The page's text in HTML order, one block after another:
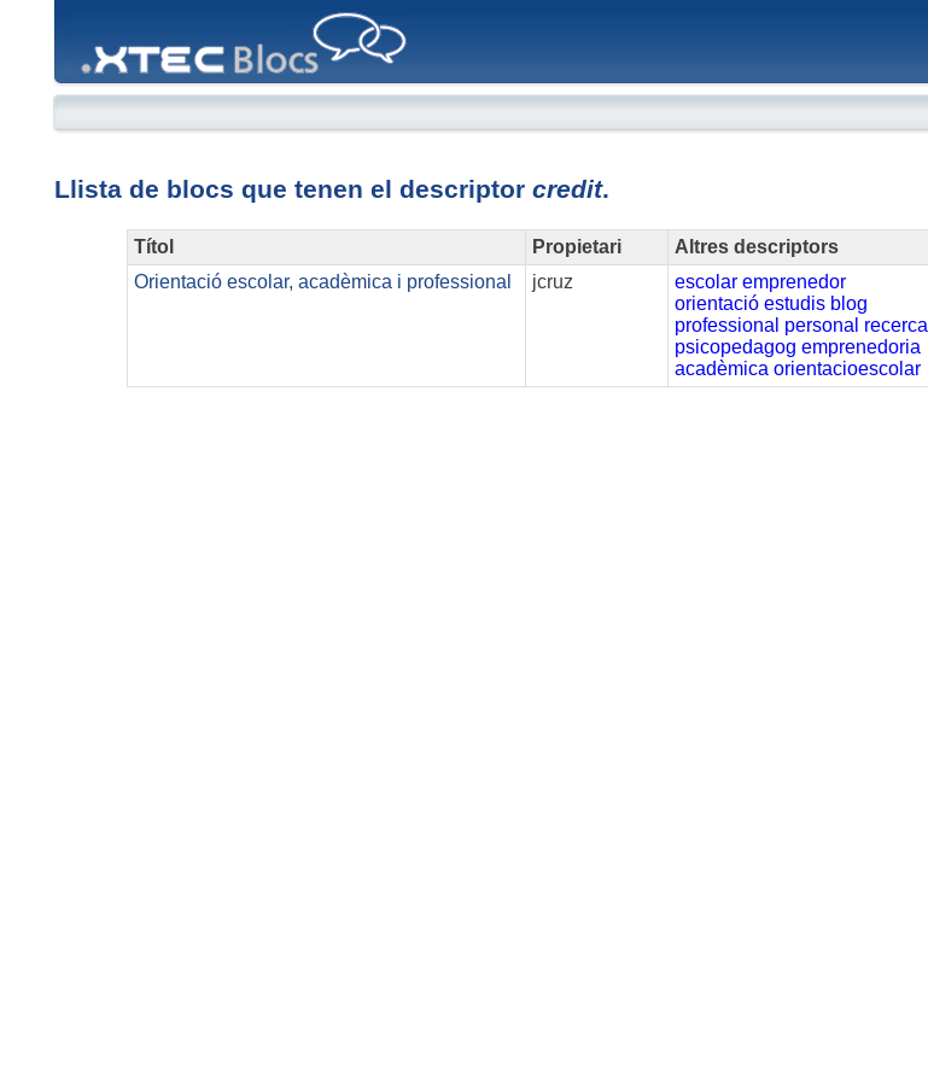
Llista de blocs que tenen el descriptor credit.
Títol Propietari
Altres descriptors
Orientació escolar, acadèmica i professional
jcruz escolar emprenedor
orientació estudis blog
professional personal recerca
psicopedagog emprenedoria
acadèmica orientacioescolar